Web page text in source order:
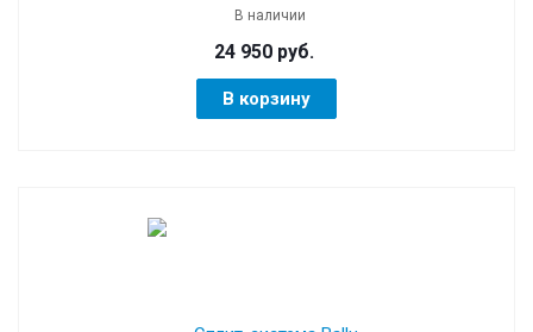
В наличии
24 950 руб.
В корзину